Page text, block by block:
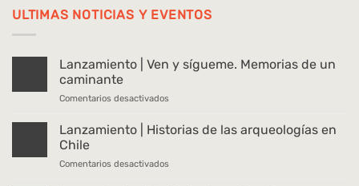
ULTIMAS NOTICIAS Y EVENTOS
Lanzamiento | Ven y sígueme. Memorias de un
caminante
Comentarios desactivados
sígueme.
Lanzamiento | Historias de las arqueologías en
Chile
Comentarios desactivados